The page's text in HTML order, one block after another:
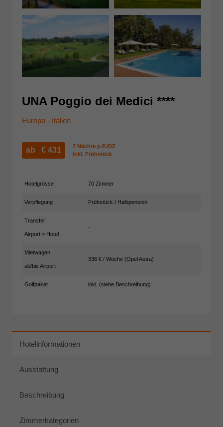
UNA Poggio dei Medici ****
Europa - Italien
ab €431
7 Nächte p.P./DZ
inkl. Frühstück
Hotelgrösse 70 Zimmer
Verpflegung Frühstück / Halbpension
Transfer
Airport > Hotel
-
Mietwagen
ab/bis Airport
336 € / Woche (Opel Astra)
Golfpaket inkl. (siehe Beschreibung)
Hotelinformationen
Ausstattung
Beschreibung
Zimmerkategorien